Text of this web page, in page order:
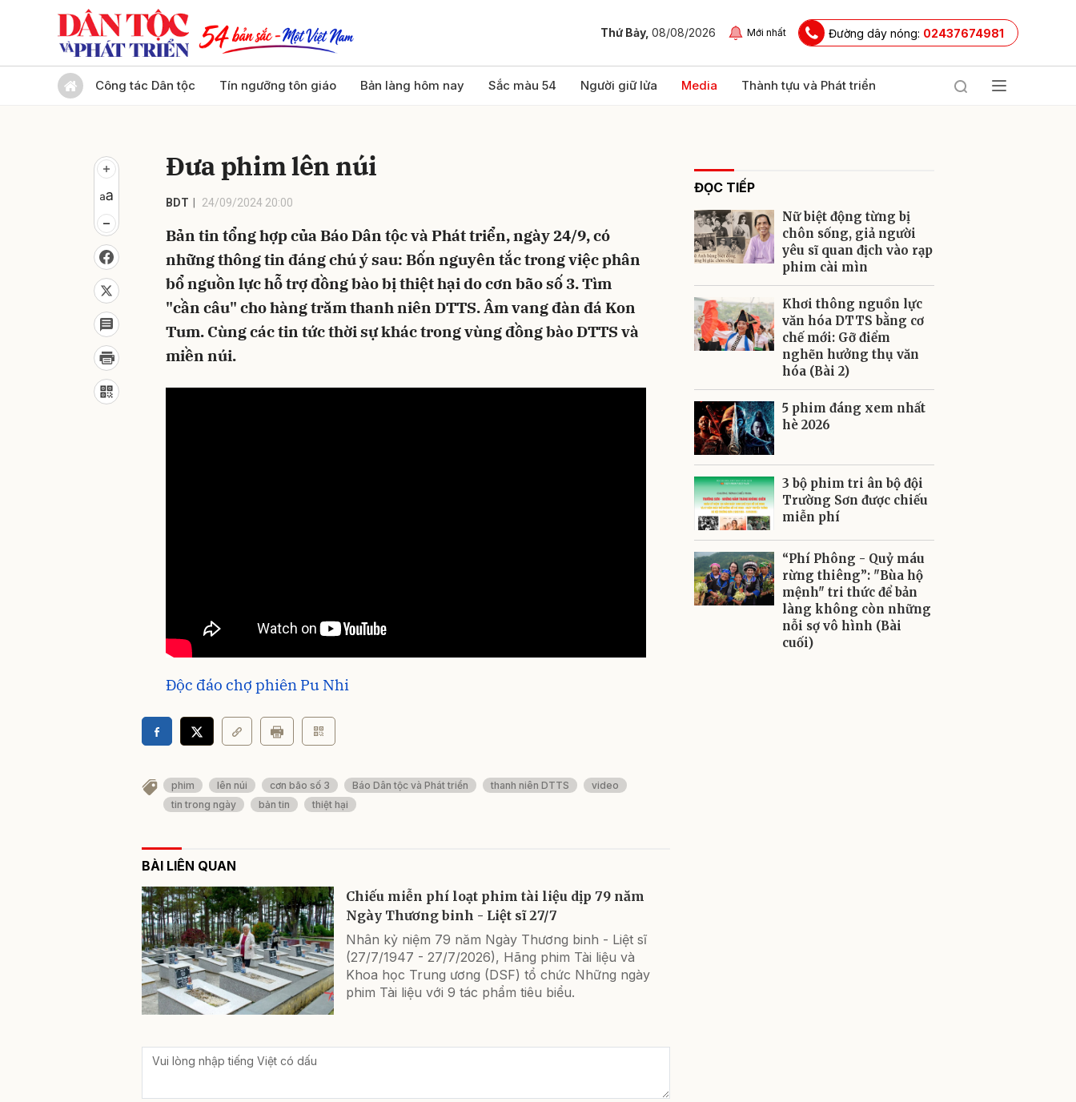
Thứ Bảy, 08/08/2026 Mới nhất Đường dây nóng: 02437674981
Công tác Dân tộc Tín ngưỡng tôn giáo Bản làng hôm nay Sắc màu 54 Người giữ lửa Media Thành tựu và Phát triển
Đưa phim lên núi
BDT 24/09/2024 20:00
Bản tin tổng hợp của Báo Dân tộc và Phát triển, ngày 24/9, có
những thông tin đáng chú ý sau: Bốn nguyên tắc trong việc phân
bổ nguồn lực hỗ trợ đồng bào bị thiệt hại do cơn bão số 3. Tìm
"cần câu" cho hàng trăm thanh niên DTTS. Âm vang đàn đá Kon
Tum. Cùng các tin tức thời sự khác trong vùng đồng bào DTTS và
miền núi.
Độc đáo chợ phiên Pu Nhi
phim lên núi cơn bão số 3 Báo Dân tộc và Phát triển thanh niên DTTS
video
tin trong ngày
bản tin thiệt hại
BÀI LIÊN QUAN
Chiếu miễn phí loạt phim tài liệu dịp 79 năm
Ngày Thương binh - Liệt sĩ 27/7
Nhân kỷ niệm 79 năm Ngày Thương binh - Liệt sĩ
(27/7/1947 - 27/7/2026), Hãng phim Tài liệu và
Khoa học Trung ương (DSF) tổ chức Những ngày
phim Tài liệu với 9 tác phẩm tiêu biểu.
ĐỌC TIẾP
Nữ biệt động từng bị
chôn sống, giả người
yêu sĩ quan địch vào rạp
phim cài mìn
Khơi thông nguồn lực
văn hóa DTTS bằng cơ
chế mới: Gỡ điểm
nghẽn hưởng thụ văn
hóa (Bài 2)
5 phim đáng xem nhất
hè 2026
3 bộ phim tri ân bộ đội
Trường Sơn được chiếu
miễn phí
“Phí Phông - Quỷ máu
rừng thiêng”: "Bùa hộ
mệnh" tri thức để bản
làng không còn những
nỗi sợ vô hình (Bài
cuối)
Gửi bình luận
Hủy Gửi